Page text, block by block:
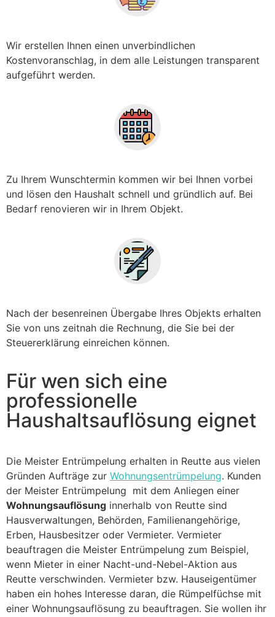
Wir erstellen Ihnen einen unverbindlichen
Kostenvoranschlag, in dem alle Leistungen transparent
aufgeführt werden.
Zu Ihrem Wunschtermin kommen wir bei Ihnen vorbei
und lösen den Haushalt schnell und gründlich auf. Bei
Bedarf renovieren wir in Ihrem Objekt.
Nach der besenreinen Übergabe Ihres Objekts erhalten
Sie von uns zeitnah die Rechnung, die Sie bei der
Steuererklärung einreichen können.
Für wen sich eine
professionelle
Haushaltsauflösung eignet
Die Meister Entrümpelung erhalten in Reutte aus vielen
Gründen Aufträge zur Wohnungsentrümpelung. Kunden
der Meister Entrümpelung mit dem Anliegen einer
Wohnungsauflösung innerhalb von Reutte sind
Hausverwaltungen, Behörden, Familienangehörige,
Erben, Hausbesitzer oder Vermieter. Vermieter
beauftragen die Meister Entrümpelung zum Beispiel,
wenn Mieter in einer Nacht-und-Nebel-Aktion aus
Reutte verschwinden. Vermieter bzw. Hauseigentümer
haben ein hohes Interesse daran, die Rümpelfüchse mit
einer Wohnungsauflösung zu beauftragen. Sie wollen ihr